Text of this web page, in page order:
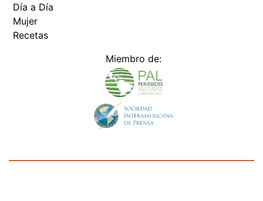
Día a Día
Mujer
Recetas
Miembro de: